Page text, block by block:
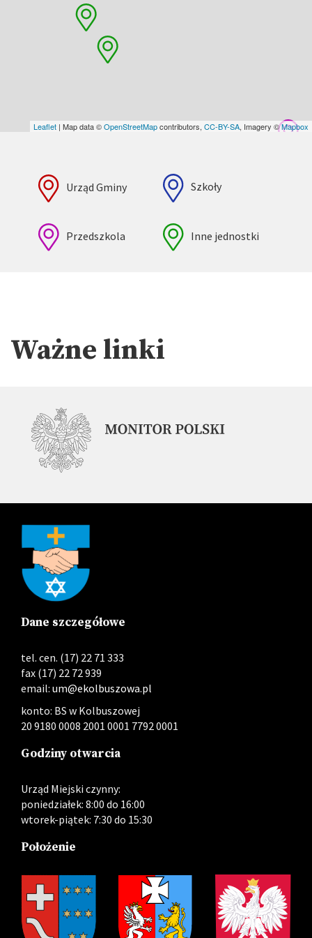
Leaflet | Map data ©OpenStreetMapcontributors, CC-BY-SA, Imagery ©Mapbox
Urząd Gminy Szkoły
Przedszkola Inne jednostki
Ważne linki
Dane szczegółowe
tel. cen. (17) 22 71 333
fax (17) 22 72 939
email: um@ekolbuszowa.pl
konto: BS w Kolbuszowej
20 9180 0008 2001 0001 7792 0001
Godziny otwarcia
Urząd Miejski czynny:
poniedziałek: 8:00 do 16:00
wtorek-piątek: 7:30 do 15:30
Położenie